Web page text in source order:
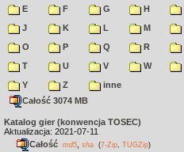
E
F G H
J
K L M
O
P Q R
T
U V W
Y
Z
inne
Całość 3074 MB
Katalog gier (konwencja TOSEC)
Aktualizacja: 2021-07-11
Całość md5 sha (7-Zip TUGZip)